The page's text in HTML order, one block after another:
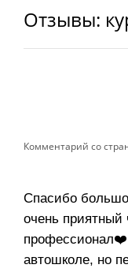
Отзывы:
Комментарий со
Спасибо
очень приятный
профессионал❤️
автошколе, но